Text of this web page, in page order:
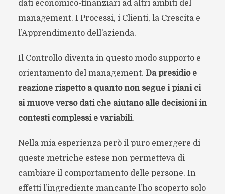
dati economico-finanziari ad altri ambiti del
management. I Processi, i Clienti, la Crescita e
l’Apprendimento dell’azienda.
Il Controllo diventa in questo modo supporto e
orientamento del management. Da presidio e
reazione rispetto a quanto non segue i piani ci
si muove verso dati che aiutano alle decisioni in
contesti complessi e variabili.
Nella mia esperienza però il puro emergere di
queste metriche estese non permetteva di
cambiare il comportamento delle persone. In
effetti l’ingrediente mancante l’ho scoperto solo